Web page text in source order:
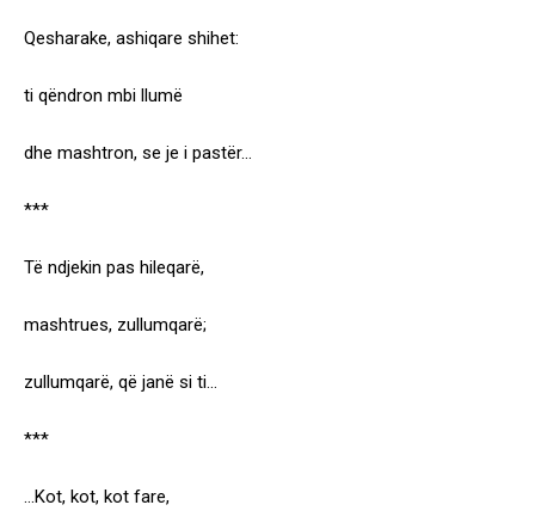
Qesharake, ashiqare shihet:
ti qëndron mbi llumë
dhe mashtron, se je i pastër…
***
Të ndjekin pas hileqarë,
mashtrues, zullumqarë;
zullumqarë, që janë si ti…
***
…Kot, kot, kot fare,